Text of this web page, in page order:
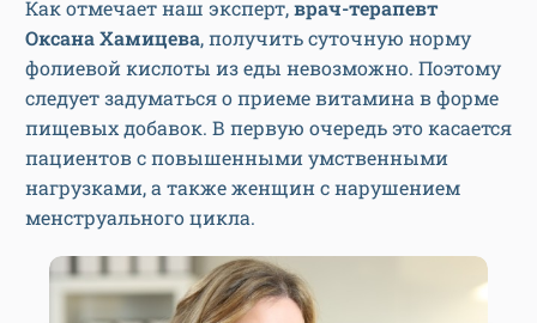
Как отмечает наш эксперт,врач-терапевт
Оксана Хамицева, получить суточную норму
фолиевой кислоты из еды невозможно. Поэтому
следует задуматься о приеме витамина в форме
пищевых добавок. В первую очередь это касается
пациентов с повышенными умственными
нагрузками, а также женщин с нарушением
менструального цикла.